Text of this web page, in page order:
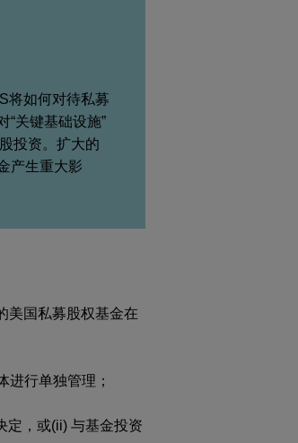
将如何对待私募
“关键基础设施”
投资。扩大的
产生重大影
美国私募股权基金在
行单独管理；
定，或(ii) 与基金投资